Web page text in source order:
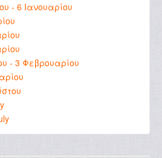
- 6 Ιανουαρίου
- 3 Φεβρουαρίου